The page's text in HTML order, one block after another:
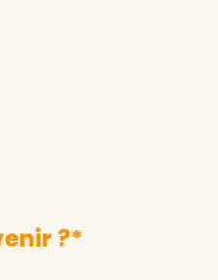
?*